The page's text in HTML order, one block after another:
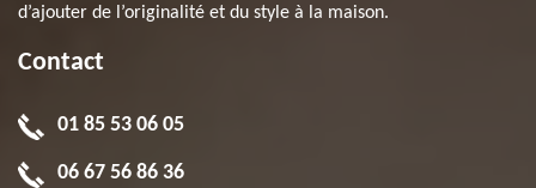
d’ajouter de l’originalité et du style à la maison.
Contact
01 85 53 06 05
06 67 56 86 36